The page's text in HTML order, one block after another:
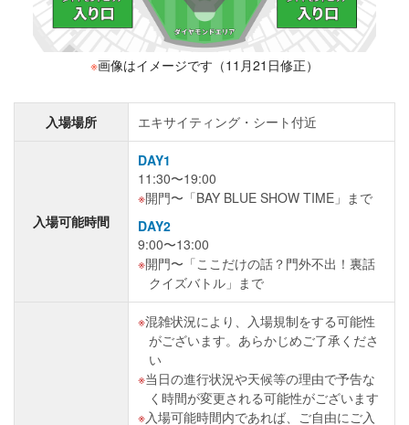
※画像はイメージです（11月21日修正）
入場場所 エキサイティング・シート付近
入場可能時間
DAY1
11:30〜19:00
開門〜「BAY BLUE SHOW TIME」まで
DAY2
9:00〜13:00
開門〜「ここだけの話？門外不出！裏話
クイズバトル」まで
混雑状況により、入場規制をする可能性
がございます。あらかじめご了承くださ
い
当日の進行状況や天候等の理由で予告な
く時間が変更される可能性がございます
入場可能時間内であれば、ご自由にご入